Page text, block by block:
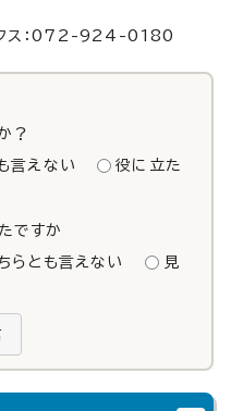
ス：072-924-0180
？
言えない
役に立た
ですか
らとも言えない
見